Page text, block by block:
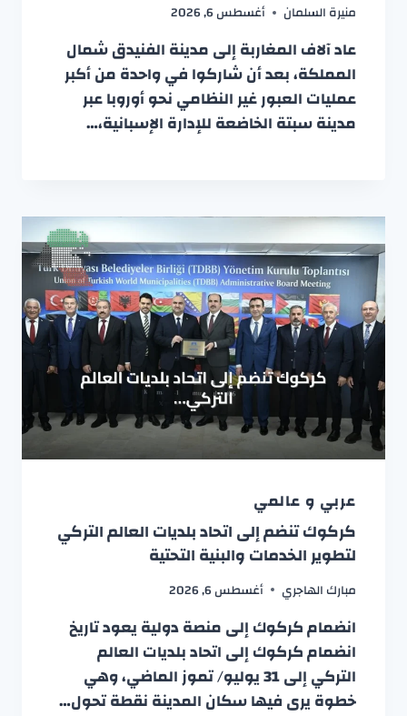
منيرة السلمان أغسطس 6, 2026
عاد آلاف المغاربة إلى مدينة الفنيدق شمال
المملكة، بعد أن شاركوا في واحدة من أكبر
عمليات العبور غير النظامي نحو أوروبا عبر
مدينة سبتة الخاضعة للإدارة الإسبانية،…
عربي و عالمي
كركوك تنضم إلى اتحاد بلديات العالم التركي
لتطوير الخدمات والبنية التحتية
مبارك الهاجري أغسطس 6, 2026
انضمام كركوك إلى منصة دولية يعود تاريخ
انضمام كركوك إلى اتحاد بلديات العالم
التركي إلى 31 يوليو/ تموز الماضي، وهي
خطوة يرى فيها سكان المدينة نقطة تحول…